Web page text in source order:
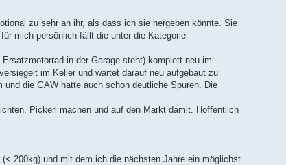
zu sehr an ihr, als dass ich sie hergeben könnte. Sie
mich persönlich fällt die unter die Kategorie
in der Garage steht) komplett neu im
im Keller und wartet darauf neu aufgebaut zu
die GAW hatte auch schon deutliche Spuren. Die
Pickerl machen und auf den Markt damit. Hoffentlich
200kg) und mit dem ich die nächsten Jahre ein möglichst